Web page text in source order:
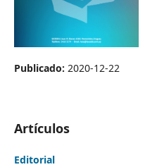
Publicado: 2020-12-22
Artículos
Editorial